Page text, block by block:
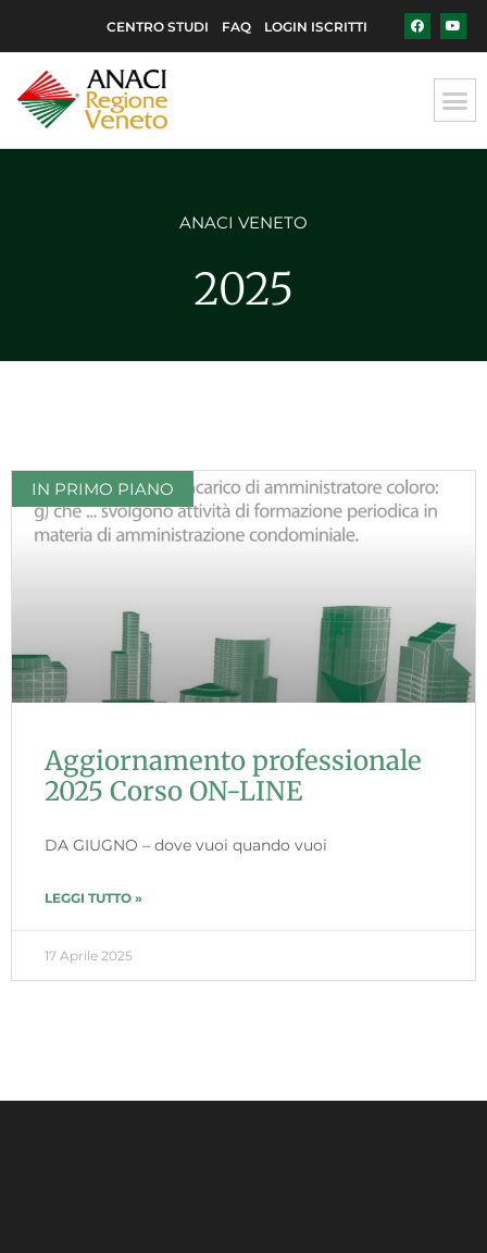
CENTRO STUDI FAQ LOGIN ISCRITTI
ANACI VENETO
2025
IN PRIMO PIANO
Aggiornamento professionale
2025 Corso ON-LINE
DA GIUGNO – dove vuoi quando vuoi
LEGGI TUTTO »
17 Aprile 2025